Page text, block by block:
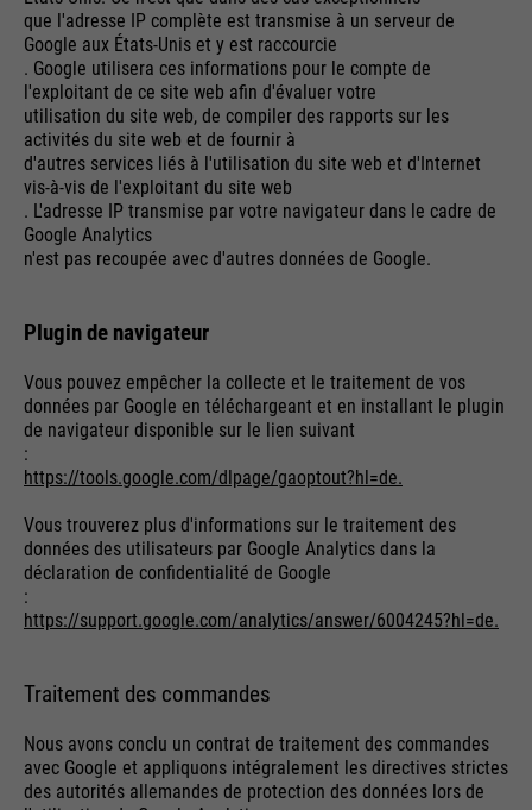
que l'adresse IP complète est transmise à un serveur de
Google aux États-Unis et y est raccourcie
. Google utilisera ces informations pour le compte de
l'exploitant de ce site web afin d'évaluer votre
utilisation du site web, de compiler des rapports sur les
activités du site web et de fournir à
d'autres services liés à l'utilisation du site web et d'Internet
vis-à-vis de l'exploitant du site web
. L'adresse IP transmise par votre navigateur dans le cadre de
Google Analytics
n'est pas recoupée avec d'autres données de Google.
Plugin de navigateur
Vous pouvez empêcher la collecte et le traitement de vos
données par Google en téléchargeant et en installant le plugin
de navigateur disponible sur le lien suivant
:
https://tools.google.com/dlpage/gaoptout?hl=de.
Vous trouverez plus d'informations sur le traitement des
données des utilisateurs par Google Analytics dans la
déclaration de confidentialité de Google
:
https://support.google.com/analytics/answer/6004245?hl=de.
Traitement des commandes
Nous avons conclu un contrat de traitement des commandes
avec Google et appliquons intégralement les directives strictes
des autorités allemandes de protection des données lors de